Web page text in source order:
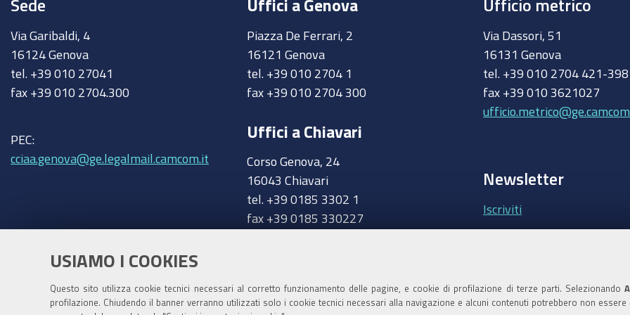
USIAMO I COOKIES
Questo sito utilizza cookie tecnici necessari al corretto funzionamento delle pagine, e cookie di profilazione di terze parti. Selezionando
profilazione. Chiudendo il banner verranno utilizzati solo i cookie tecnici necessari alla navigazione e alcuni contenuti potrebbero non
Sede
Via Garibaldi, 4
16124 Genova
tel. +39 010 27041
fax +39 010 2704.300
PEC:
cciaa.genova@ge.legalmail.camcom.it
Uffici a Genova
Piazza De Ferrari, 2
16121 Genova
tel. +39 010 2704 1
fax +39 010 2704 300
Uffici a Chiavari
Corso Genova, 24
16043 Chiavari
tel. +39 0185 3302 1
fax +39 0185 330227
Ufficio metrico
Via Dassori, 51
16131 Genova
tel. +39 010 2704 421-398
fax +39 010 3621027
Newsletter
Iscriviti